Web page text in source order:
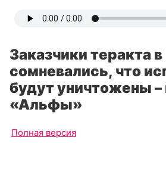
Заказчики теракта
сомневались, что
будут уничтожены –
«Альфы»
Полная версия